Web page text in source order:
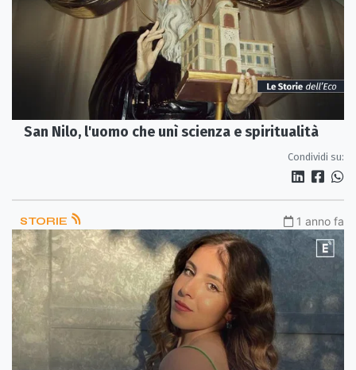
San Nilo, l'uomo che unì scienza e spiritualità
Condividi su:
STORIE 1 anno fa